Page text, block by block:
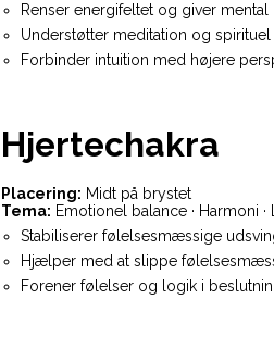
Renser energifeltet og giver mental
Understøtter meditation og spirituel
Forbinder intuition med højere
Hjertechakra
Placering: Midt på brystet
Tema: Emotionel balance · Harmoni ·
Stabiliserer følelsesmæssige
Hjælper med at slippe
Forener følelser og logik i